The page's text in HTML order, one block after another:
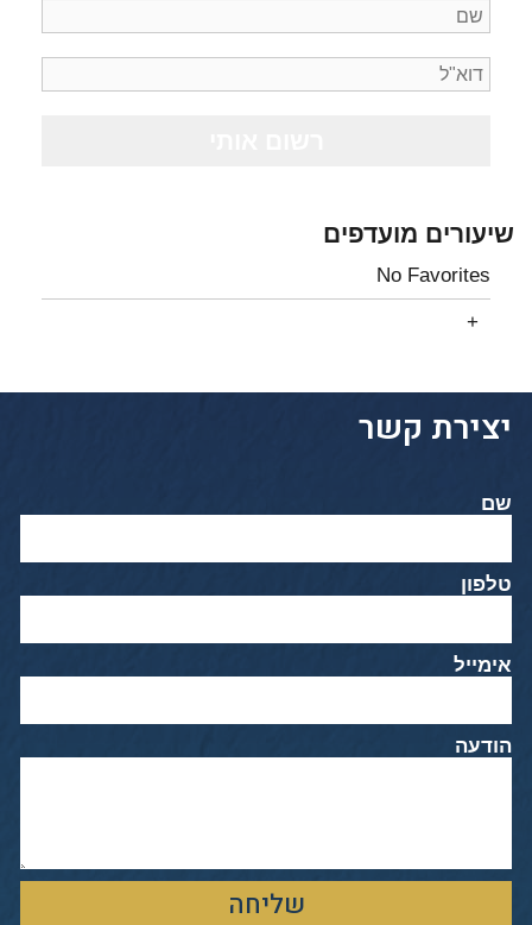
שיעורים מועדפים
No Favorites
יצירת קשר
שם
טלפון
אימייל
הודעה
שליחה